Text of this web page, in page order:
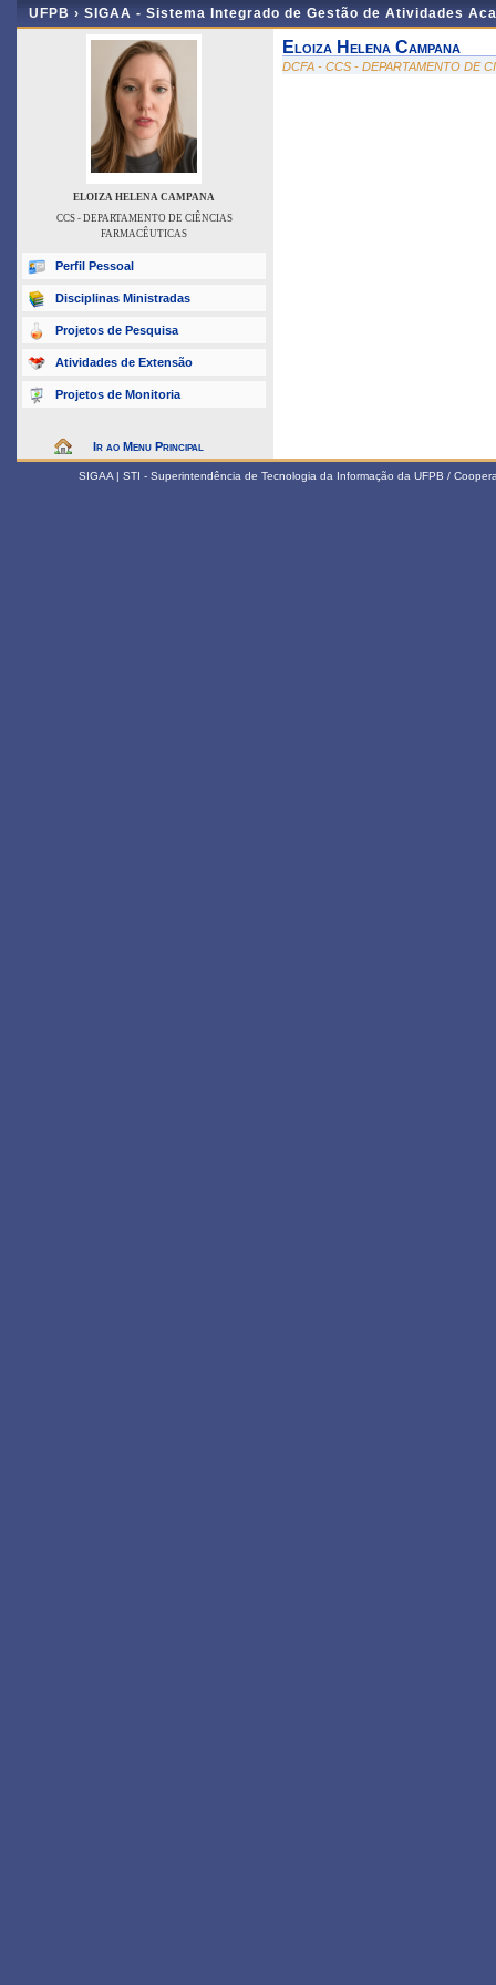
UFPB › SIGAA - Sistema Integrado de Gestão de Atividades
ELOIZA HELENA CAMPANA
CCS - DEPARTAMENTO DE CIÊNCIAS
FARMACÊUTICAS
Perfil Pessoal
Disciplinas Ministradas
Projetos de Pesquisa
Atividades de Extensão
Projetos de Monitoria
Ir ao Menu Principal
Eloiza Helena Campana
DCFA - CCS - DEPARTAMENTO DE
SIGAA | STI - Superintendência de Tecnologia da Informação da UFPB /